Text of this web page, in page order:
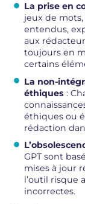
La prise en
jeux de
entendus,
aux
toujours en
certains
La non-
éthiques :
éthiques ou
rédaction
GPT sont
mises à jour
l’outil risque
incorrectes.